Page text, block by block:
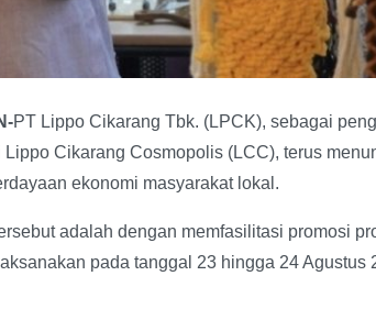
PT Lippo Cikarang Tbk. (LPCK), sebagai
Cikarang Cosmopolis (LCC), terus
ekonomi masyarakat lokal.
adalah dengan memfasilitasi promosi
pada tanggal 23 hingga 24 Agustus